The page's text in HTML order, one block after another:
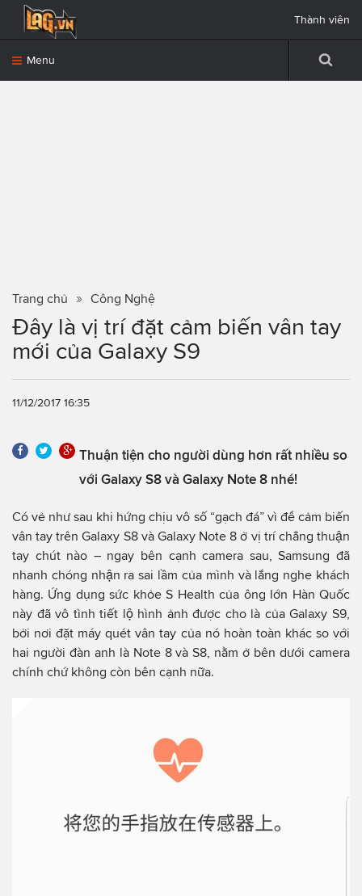
Menu
Thành viên
Trang chủ Công Nghệ
Đây là vị trí đặt cảm biến vân tay
mới của Galaxy S9
11/12/2017 16:35
Thuận tiện cho người dùng hơn rất nhiều so
với Galaxy S8 và Galaxy Note 8 nhé!
Có vẻ như sau khi hứng chịu vô số “gạch đá” vì để cảm biến
vân tay trên Galaxy S8 và Galaxy Note 8 ở vị trí chẳng thuận
tay chút nào – ngay bên cạnh camera sau, Samsung đã
nhanh chóng nhận ra sai lầm của mình và lắng nghe khách
hàng. Ứng dụng sức khỏe S Health của ông lớn Hàn Quốc
này đã vô tình tiết lộ hình ảnh được cho là của Galaxy S9,
bởi nơi đặt máy quét vân tay của nó hoàn toàn khác so với
hai người đàn anh là Note 8 và S8, nằm ở bên dưới camera
chính chứ không còn bên cạnh nữa.